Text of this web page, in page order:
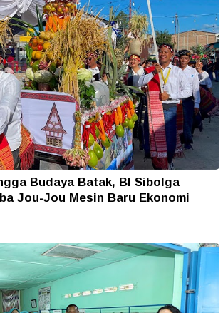
Budaya Batak, BI Sibolga
Jou-Jou Mesin Baru Ekonomi